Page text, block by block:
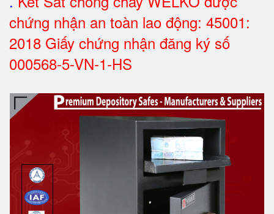
chứng nhận an toàn lao động: 45001:
2018 Giấy chứng nhận đăng ký số
000568-5-VN-1-HS